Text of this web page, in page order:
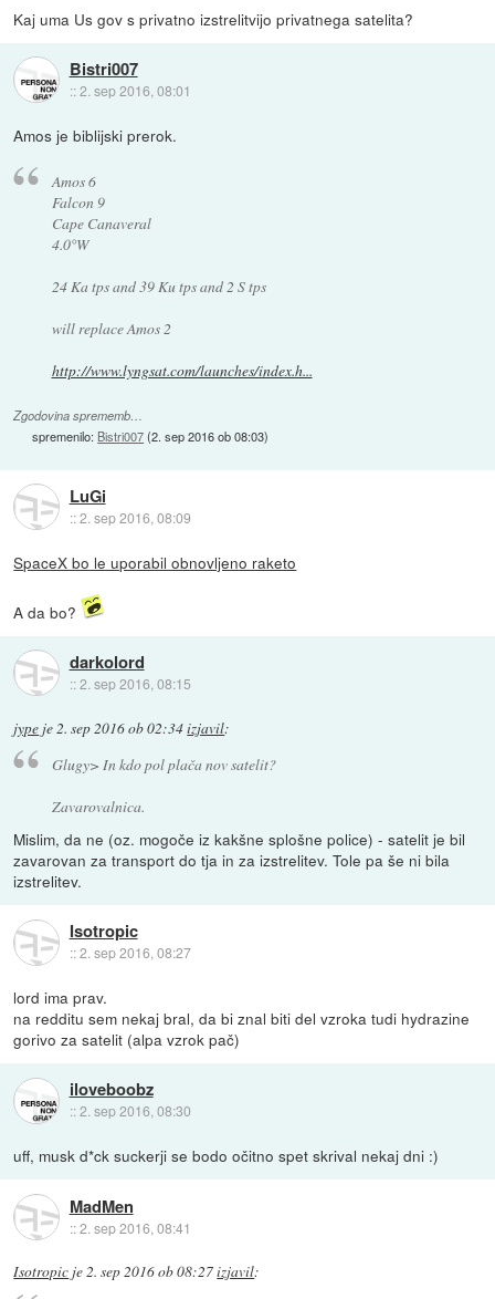
Kaj uma Us gov s privatno izstrelitvijo privatnega satelita?
Bistri007
::2. sep 2016, 08:01
Amos je biblijski prerok.
Amos 6
Falcon 9
Cape Canaveral
4.0°W
24 Ka tps and 39 Ku tps and 2 S tps
will replace Amos 2
http://www.lyngsat.com/launches/index.h...
Zgodovina sprememb…
spremenilo: Bistri007(2. sep 2016 ob 08:03)
LuGi
::2. sep 2016, 08:09
SpaceX bo le uporabil obnovljeno raketo
A da bo?
darkolord
::2. sep 2016, 08:15
jype je 2. sep 2016 ob 02:34izjavil:
Glugy> In kdo pol plača nov satelit?
Zavarovalnica.
Mislim, da ne (oz. mogoče iz kakšne splošne police) - satelit je bil
zavarovan za transport do tja in za izstrelitev. Tole pa še ni bila
izstrelitev.
Isotropic
::2. sep 2016, 08:27
lord ima prav.
na redditu sem nekaj bral, da bi znal biti del vzroka tudi hydrazine
gorivo za satelit (alpa vzrok pač)
iloveboobz
::2. sep 2016, 08:30
uff, musk d*ck suckerji se bodo očitno spet skrival nekaj dni :)
MadMen
::2. sep 2016, 08:41
Isotropic je2. sep 2016 ob 08:27izjavil: